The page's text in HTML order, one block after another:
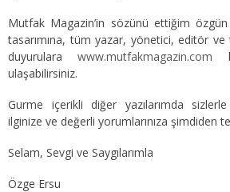
Mutfak Magazin’in sözünü ettiğim
tasarımına, tüm yazar, yönetici, editör
duyurularawww.mutfakmagazin.com
ulaşabilirsiniz.
Gurme içerikli diğer yazılarımda
ilginize ve değerli yorumlarınıza şimdiden
Selam, Sevgi ve Saygılarımla
Özge Ersu